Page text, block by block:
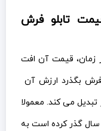
تابلو فرش
زمان، قیمت آن افت
بگذرد ارزش آن
تبدیل می کند. معمولا
تابلو فرش های مبارکه که عمر آنها از 100 سال گذر کرده است به